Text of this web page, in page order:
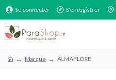
Se connecter S'enregistrer
Marque ALMAFLORE